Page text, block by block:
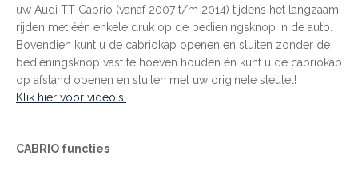
uw Audi TT Cabrio (vanaf 2007 t/m 2014) tijdens het langzaam
rijden met één enkele druk op de bedieningsknop in de auto.
Bovendien kunt u de cabriokap openen en sluiten zonder de
bedieningsknop vast te hoeven houden én kunt u de cabriokap
op afstand openen en sluiten met uw originele sleutel!
Klik hier voor video's.
CABRIO functies